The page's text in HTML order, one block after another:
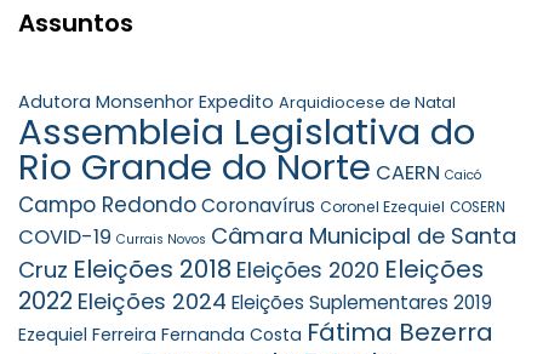
Assuntos
Adutora Monsenhor Expedito Arquidiocese de Natal
Assembleia Legislativa do
Rio Grande do Norte CAERN Caicó
Campo RedondoCoronavírus Coronel Ezequiel COSERN
COVID-19 Currais Novos Câmara Municipal de Santa
Cruz Eleições 2018 Eleições 2020 Eleições
2022 Eleições 2024 Eleições Suplementares 2019
Ezequiel Ferreira Fernanda Costa Fátima Bezerra